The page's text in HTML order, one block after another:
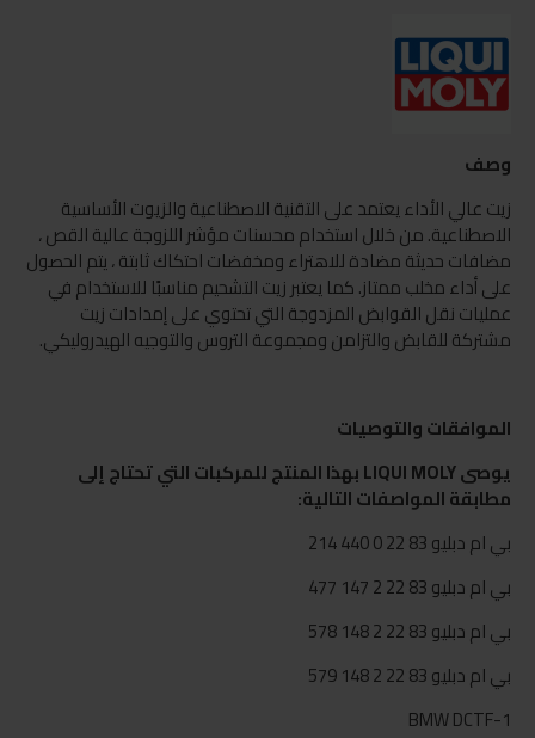
وصف
زيت عالي الأداء يعتمد على التقنية الاصطناعية والزيوت الأساسية
الاصطناعية. من خلال استخدام محسنات مؤشر اللزوجة عالية القص ،
مضافات حديثة مضادة للاهتراء ومخفضات احتكاك ثابتة ، يتم الحصول
على أداء مخلب ممتاز. كما يعتبر زيت التشحيم مناسبًا للاستخدام في
عمليات نقل القوابض المزدوجة التي تحتوي على إمدادات زيت
مشتركة للقابض والتزامن ومجموعة التروس والتوجيه الهيدروليكي.
الموافقات والتوصيات
يوصى LIQUI MOLY بهذا المنتج للمركبات التي تحتاج إلى
مطابقة المواصفات التالية:
بي ام دبليو 83 22 0 440 214
بي ام دبليو 83 22 2 147 477
بي ام دبليو 83 22 2 148 578
بي ام دبليو 83 22 2 148 579
BMW DCTF-1